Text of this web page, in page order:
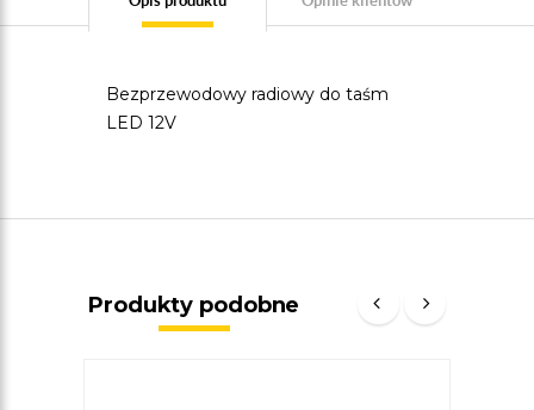
Bezprzewodowy radiowy do taśm
LED 12V
Produkty podobne